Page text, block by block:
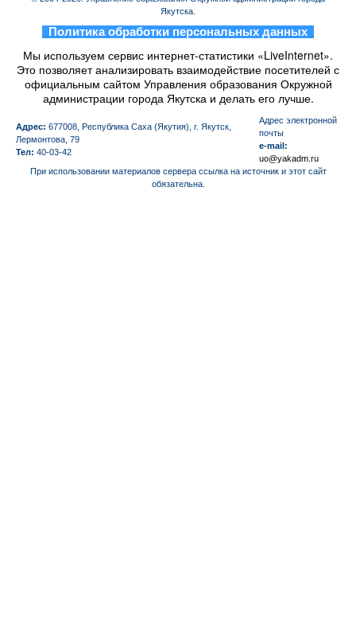
Якутска.
Политика обработки персональных данных
Мы используем сервис интернет-статистики «LiveInternet».
Это позволяет анализировать взаимодействие посетителей с
официальным сайтом Управления образования Окружной
администрации города Якутска и делать его лучше.
Адрес: 677008, Республика Саха (Якутия), г. Якутск,
Лермонтова, 79
Тел: 40-03-42
Aдрес электронной
почты
e-mail:
uo@yakadm.ru
При использовании материалов сервера ссылка на источник и этот сайт
обязательна.